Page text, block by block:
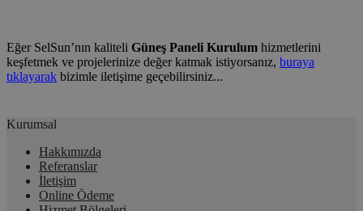
Eğer SelSun’nın kaliteli Güneş Paneli Kurulum hizmetlerini
keşfetmek ve projelerinize değer katmak istiyorsanız, buraya
tıklayarak bizimle iletişime geçebilirsiniz...
Kurumsal
Hakkımızda
Referanslar
İletişim
Online Ödeme